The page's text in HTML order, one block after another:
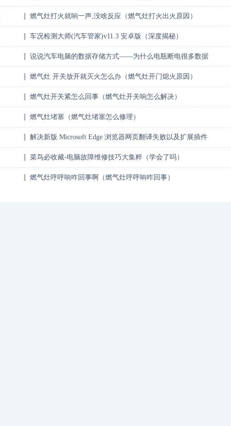
燃气灶打火就响一声,没啥反应（燃气灶打火出火原因）
车况检测大师(汽车管家)v11.3 安卓版（深度揭秘）
说说汽车电脑的数据存储方式——为什么电瓶断电很多数据
燃气灶 开关放开就灭火怎么办（燃气灶开门熄火原因）
燃气灶开关紧怎么回事（燃气灶开关响怎么解决）
燃气灶堵塞（燃气灶堵塞怎么修理）
解决新版 Microsoft Edge 浏览器网页翻译失败以及扩展插件
菜鸟必收藏-电脑故障维修技巧大集粹（学会了吗）
燃气灶呼呼响咋回事啊（燃气灶呼呼响咋回事）